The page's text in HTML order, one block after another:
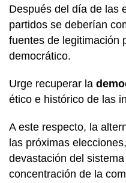
Después del día de las
partidos se deberían
fuentes de legitimación
democrático.
Urge recuperar la
ético e histórico de las
A este respecto, la
las próximas
devastación del
concentración de la